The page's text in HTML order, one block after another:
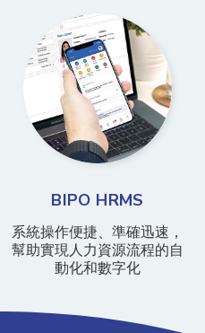
BIPO HRMS
系統操作便捷、準確迅速，
幫助實現人力資源流程的自
動化和數字化